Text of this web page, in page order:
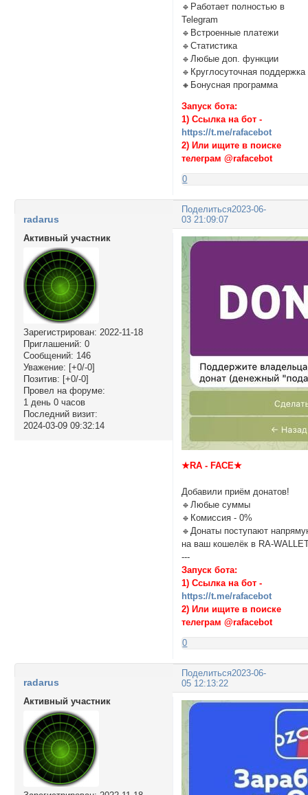
🔹Работает полностью в
Telegram
🔹Встроенные платежи
🔹Статистика
🔹Любые доп. функции
🔹Круглосуточная поддержка
🔸Бонусная программа
Запуск бота:
1) Ссылка на бот -
https://t.me/rafacebot
2) Или ищите в поиске
телеграм @rafacebot
0
Поделиться2023-06-
03 21:09:07
radarus
Активный участник
Зарегистрирован: 2022-11-18
Приглашений: 0
Сообщений: 146
Уважение: [+0/-0]
Позитив: [+0/-0]
Провел на форуме:
1 день 0 часов
Последний визит:
2024-03-09 09:32:14
★RA - FACE★
Добавили приём донатов!
🔹Любые суммы
🔹Комиссия - 0%
🔹Донаты поступают
на ваш кошелёк в RA-
---
Запуск бота:
1) Ссылка на бот -
https://t.me/rafacebot
2) Или ищите в поиске
телеграм @rafacebot
0
Поделиться2023-06-
05 12:13:22
radarus
Активный участник